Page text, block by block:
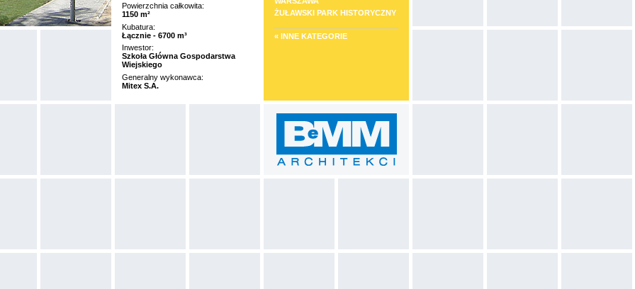
Powierzchnia całkowita:
1150 m²
Kubatura:
Łącznie - 6700 m³
Inwestor:
Szkoła Główna Gospodarstwa
Wiejskiego
Generalny wykonawca:
Mitex S.A.
ŻUŁAWSKI PARK HISTORYCZNY
« INNE KATEGORIE